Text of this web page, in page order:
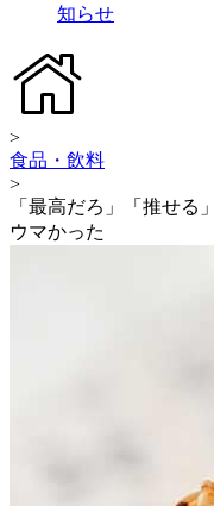
知らせ
>
食品・飲料
>
「最高だろ」「推せる
ウマかった